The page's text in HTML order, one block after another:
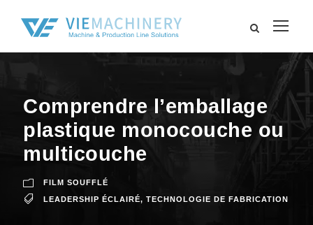
Comprendre l’emballage
plastique monocouche ou
multicouche
FILM SOUFFLÉ
LEADERSHIP ÉCLAIRÉ, TECHNOLOGIE DE FABRICATION